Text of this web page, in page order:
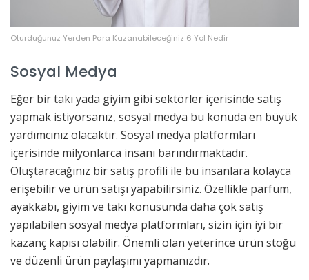
Oturduğunuz Yerden Para Kazanabileceğiniz 6 Yol Nedir
Sosyal Medya
Eğer bir takı yada giyim gibi sektörler içerisinde satış
yapmak istiyorsanız, sosyal medya bu konuda en büyük
yardımcınız olacaktır. Sosyal medya platformları
içerisinde milyonlarca insanı barındırmaktadır.
Oluştaracağınız bir satış profili ile bu insanlara kolayca
erişebilir ve ürün satışı yapabilirsiniz. Özellikle parfüm,
ayakkabı, giyim ve takı konusunda daha çok satış
yapılabilen sosyal medya platformları, sizin için iyi bir
kazanç kapısı olabilir. Önemli olan yeterince ürün stoğu
ve düzenli ürün paylaşımı yapmanızdır.